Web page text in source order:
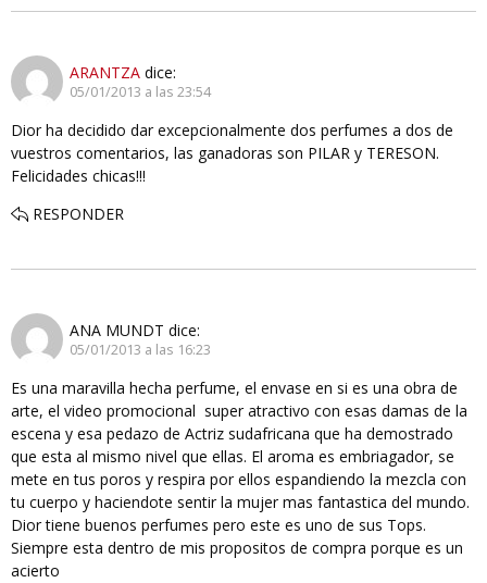
ARANTZA dice:
05/01/2013 a las 23:54
Dior ha decidido dar excepcionalmente dos perfumes a dos de
vuestros comentarios, las ganadoras son PILAR y TERESON.
Felicidades chicas!!!
RESPONDER
ANA MUNDT dice:
05/01/2013 a las 16:23
Es una maravilla hecha perfume, el envase en si es una obra de
arte, el video promocional super atractivo con esas damas de la
escena y esa pedazo de Actriz sudafricana que ha demostrado
que esta al mismo nivel que ellas. El aroma es embriagador, se
mete en tus poros y respira por ellos espandiendo la mezcla con
tu cuerpo y haciendote sentir la mujer mas fantastica del mundo.
Dior tiene buenos perfumes pero este es uno de sus Tops.
Siempre esta dentro de mis propositos de compra porque es un
acierto